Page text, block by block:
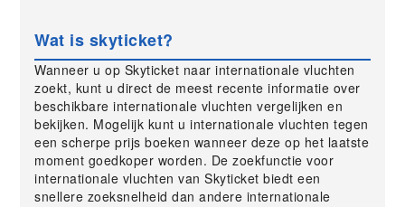
Wat is skyticket?
Wanneer u op Skyticket naar internationale vluchten
zoekt, kunt u direct de meest recente informatie over
beschikbare internationale vluchten vergelijken en
bekijken. Mogelijk kunt u internationale vluchten tegen
een scherpe prijs boeken wanneer deze op het laatste
moment goedkoper worden. De zoekfunctie voor
internationale vluchten van Skyticket biedt een
snellere zoeksnelheid dan andere internationale